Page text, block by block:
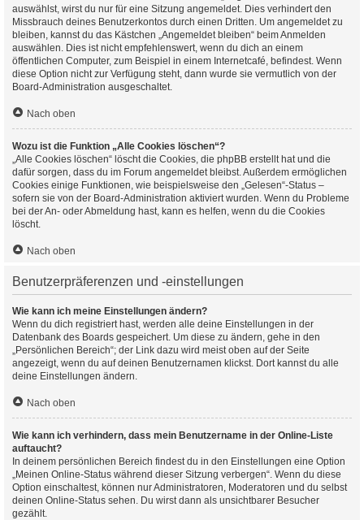
auswählst, wirst du nur für eine Sitzung angemeldet. Dies verhindert den
Missbrauch deines Benutzerkontos durch einen Dritten. Um angemeldet zu
bleiben, kannst du das Kästchen „Angemeldet bleiben“ beim Anmelden
auswählen. Dies ist nicht empfehlenswert, wenn du dich an einem
öffentlichen Computer, zum Beispiel in einem Internetcafé, befindest. Wenn
diese Option nicht zur Verfügung steht, dann wurde sie vermutlich von der
Board-Administration ausgeschaltet.
Nach oben
Wozu ist die Funktion „Alle Cookies löschen“?
„Alle Cookies löschen“ löscht die Cookies, die phpBB erstellt hat und die
dafür sorgen, dass du im Forum angemeldet bleibst. Außerdem ermöglichen
Cookies einige Funktionen, wie beispielsweise den „Gelesen“-Status –
sofern sie von der Board-Administration aktiviert wurden. Wenn du Probleme
bei der An- oder Abmeldung hast, kann es helfen, wenn du die Cookies
löscht.
Nach oben
Benutzerpräferenzen und -einstellungen
Wie kann ich meine Einstellungen ändern?
Wenn du dich registriert hast, werden alle deine Einstellungen in der
Datenbank des Boards gespeichert. Um diese zu ändern, gehe in den
„Persönlichen Bereich“; der Link dazu wird meist oben auf der Seite
angezeigt, wenn du auf deinen Benutzernamen klickst. Dort kannst du alle
deine Einstellungen ändern.
Nach oben
Wie kann ich verhindern, dass mein Benutzername in der Online-Liste
auftaucht?
In deinem persönlichen Bereich findest du in den Einstellungen eine Option
„Meinen Online-Status während dieser Sitzung verbergen“. Wenn du diese
Option einschaltest, können nur Administratoren, Moderatoren und du selbst
deinen Online-Status sehen. Du wirst dann als unsichtbarer Besucher
gezählt.